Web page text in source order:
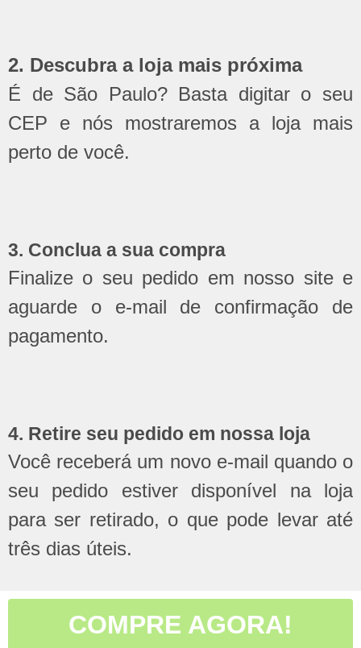
2. Descubra a loja mais próxima
É de São Paulo? Basta digitar o seu
CEP e nós mostraremos a loja mais
perto de você.
3. Conclua a sua compra
Finalize o seu pedido em nosso site e
aguarde o e-mail de confirmação de
pagamento.
4. Retire seu pedido em nossa loja
Você receberá um novo e-mail quando o
seu pedido estiver disponível na loja
para ser retirado, o que pode levar até
três dias úteis.
COMPRE AGORA!